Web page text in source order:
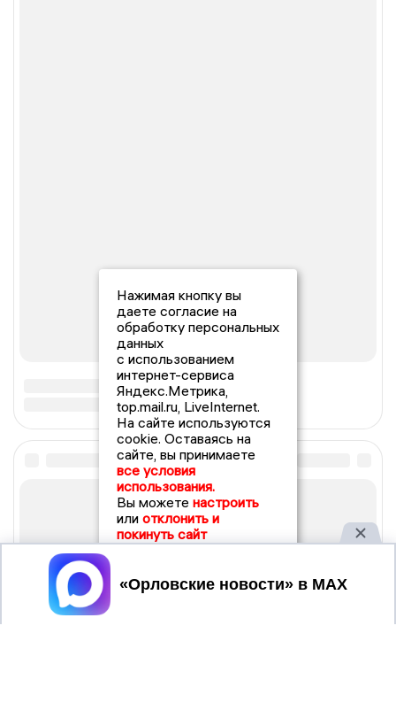
Нажимая кнопку вы
даете согласие на
обработку персональных
данных
с использованием
интернет-сервиса
Яндекс.Метрика,
top.mail.ru, LiveInternet.
На сайте используются
cookie. Оставаясь на
сайте, вы принимаете
все условия
использования.
Вы можете настроить
или отклонить и
покинуть сайт
Принять